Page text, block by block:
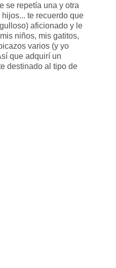
se repetía una y otra
te recuerdo que
aficionado y le
niños, mis gatitos,
varios (y yo
que adquirí un
destinado al tipo de